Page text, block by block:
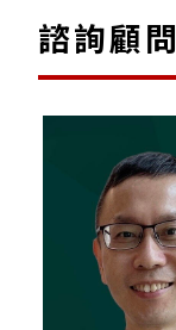
諮詢顧問